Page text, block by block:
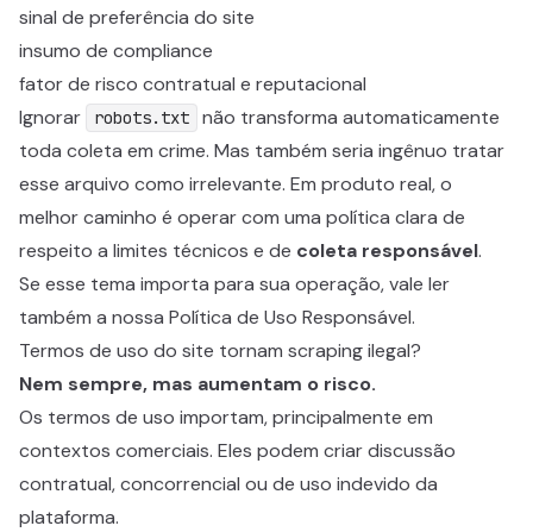
sinal de preferência do site
insumo de compliance
fator de risco contratual e reputacional
Ignorar
robots.txt
não transforma automaticamente
toda coleta em crime. Mas também seria ingênuo tratar
esse arquivo como irrelevante. Em produto real, o
melhor caminho é operar com uma política clara de
respeito a limites técnicos e de coleta responsável.
Se esse tema importa para sua operação, vale ler
também a nossa Política de Uso Responsável.
Termos de uso do site tornam scraping ilegal?
Nem sempre, mas aumentam o risco.
Os termos de uso importam, principalmente em
contextos comerciais. Eles podem criar discussão
contratual, concorrencial ou de uso indevido da
plataforma.